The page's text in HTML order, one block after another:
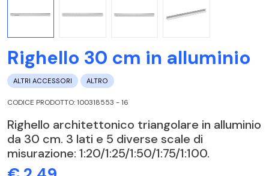
Righello 30 cm in alluminio
ALTRI ACCESSORI ALTRO
CODICE PRODOTTO: 100318553 - 16
Righello architettonico triangolare in alluminio
da 30 cm. 3 lati e 5 diverse scale di
misurazione: 1:20/1:25/1:50/1:75/1:100.